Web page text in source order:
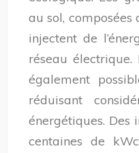
au sol,
injectent de
réseau électrique.
également
réduisant
énergétiques. Des
centaines de